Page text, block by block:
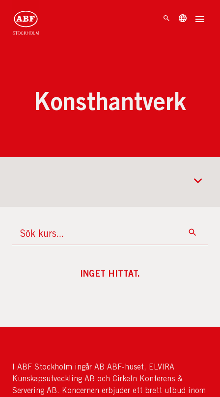
Konsthantverk
INGET HITTAT.
I ABF Stockholm ingår AB ABF-huset, ELVIRA
Kunskapsutveckling AB och Cirkeln Konferens &
Servering AB. Koncernen erbjuder ett brett utbud inom